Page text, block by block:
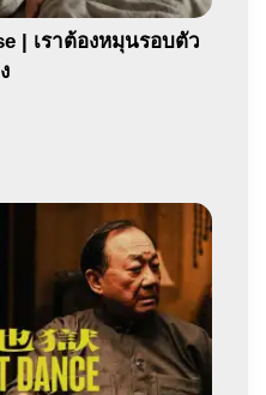
| เราต้องหมุนรอบตัว